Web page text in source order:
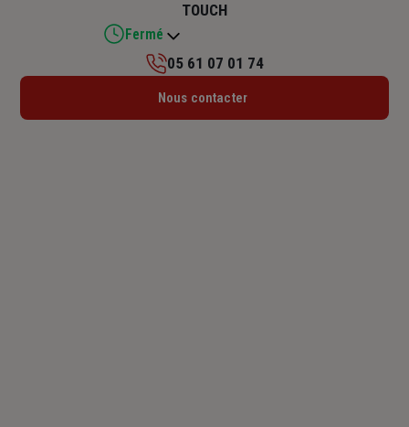
TOUCH
Fermé
Lundi : Fermé
05 61 07 01 74
Nous contacter